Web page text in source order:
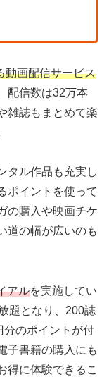
動画配信サービス
配信数は32万本
雑誌もまとめて楽
タル作品も充実し
ポイントを使って
の購入や映画チケ
道の幅が広いのも
アルを実施してい
題となり、200誌
分のポイントが付
子書籍の購入にも
得に体験できるこ